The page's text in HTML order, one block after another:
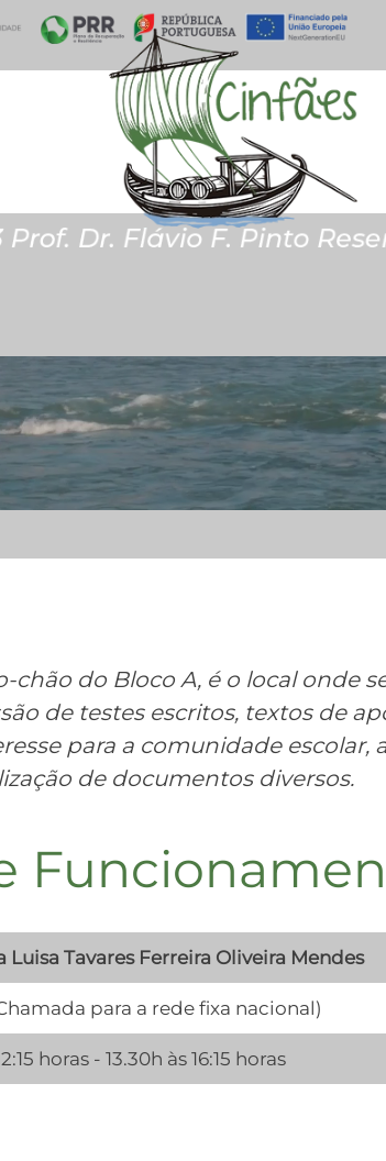
chão do Bloco A, é o local onde
de testes escritos, textos de
para a comunidade escolar,
de documentos diversos.
Luisa Tavares Ferreira Oliveira Mendes
para a rede fixa nacional)
horas - 13.30h às 16:15 horas